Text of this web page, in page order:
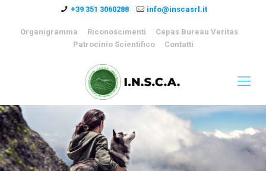
+39 351 3060288 info@inscasrl.it
Organigramma Riconoscimenti
Cepas Bureau Veritas
Patrocinio Scientifico
Contatti